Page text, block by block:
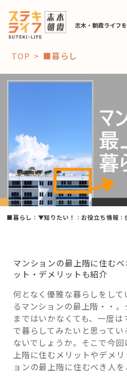
志木・朝霞ライフ
「コト」
「場」
HAREL
「モノ」
fleXe
「ひと」
協賛・協力店
TOP ■暮らし
■暮らし ： ▼知りたい！ ： お役立ち情報 ：
マンションの最上階に住む
ット・デメリットも紹介
何となく優雅な暮らしをし
るマンションの最上階・・
まではいかなくても、一度
で暮らしてみたいと思って
ないでしょうか。そこで今
上階に住むメリットやデメ
ョンの最上階に住むべき人を